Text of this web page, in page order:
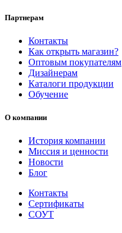
Партнерам
Контакты
Как открыть магазин?
Оптовым покупателям
Дизайнерам
Каталоги продукции
Обучение
О компании
История компании
Миссия и ценности
Новости
Блог
Контакты
Сертификаты
СОУТ